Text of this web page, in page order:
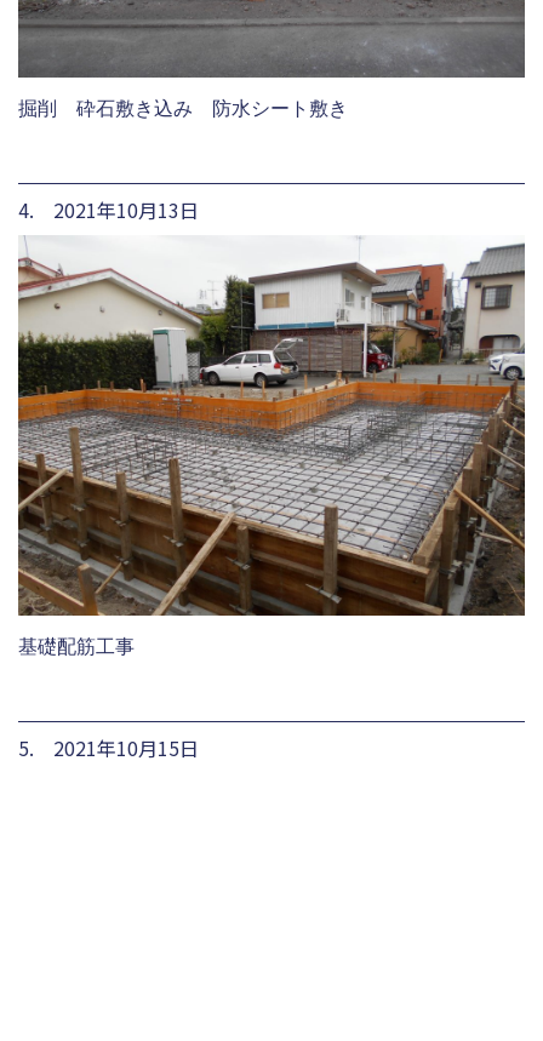
掘削 砕石敷き込み 防水シート敷き
4. 2021年10月13日
基礎配筋工事
5. 2021年10月15日